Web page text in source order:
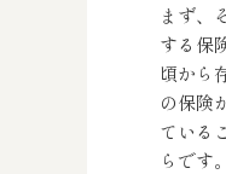
まず、
する保
頃から
の保険
ている
らです